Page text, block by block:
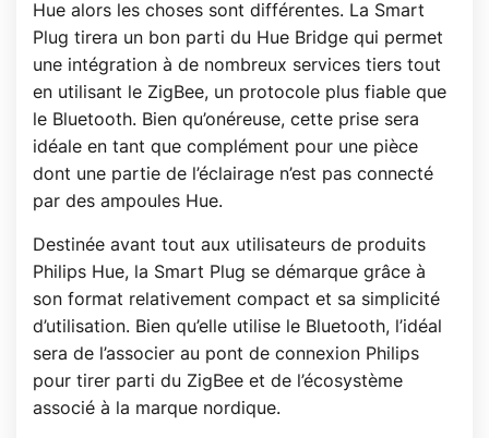
Hue alors les choses sont différentes. La Smart
Plug tirera un bon parti du Hue Bridge qui permet
une intégration à de nombreux services tiers tout
en utilisant le ZigBee, un protocole plus fiable que
le Bluetooth. Bien qu’onéreuse, cette prise sera
idéale en tant que complément pour une pièce
dont une partie de l’éclairage n’est pas connecté
par des ampoules Hue.
Destinée avant tout aux utilisateurs de produits
Philips Hue, la Smart Plug se démarque grâce à
son format relativement compact et sa simplicité
d’utilisation. Bien qu’elle utilise le Bluetooth, l’idéal
sera de l’associer au pont de connexion Philips
pour tirer parti du ZigBee et de l’écosystème
associé à la marque nordique.